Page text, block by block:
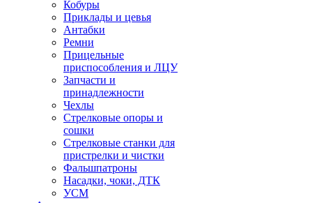
Кобуры
Приклады и цевья
Антабки
Ремни
Прицельные
приспособления и ЛЦУ
Запчасти и
принадлежности
Чехлы
Стрелковые опоры и
сошки
Стрелковые станки для
пристрелки и чистки
Фальшпатроны
Насадки, чоки, ДТК
УСМ